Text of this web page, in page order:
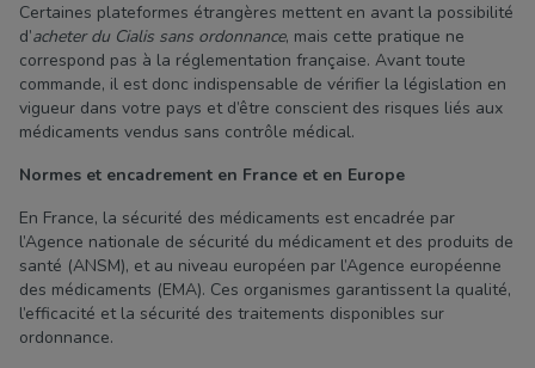
Certaines plateformes étrangères mettent en avant la possibilité
d’acheter du Cialis sans ordonnance, mais cette pratique ne
correspond pas à la réglementation française. Avant toute
commande, il est donc indispensable de vérifier la législation en
vigueur dans votre pays et d’être conscient des risques liés aux
médicaments vendus sans contrôle médical.
Normes et encadrement en France et en Europe
En France, la sécurité des médicaments est encadrée par
l’Agence nationale de sécurité du médicament et des produits de
santé (ANSM), et au niveau européen par l’Agence européenne
des médicaments (EMA). Ces organismes garantissent la qualité,
l’efficacité et la sécurité des traitements disponibles sur
ordonnance.